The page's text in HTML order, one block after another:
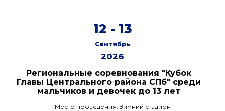
12 - 13
Сентябрь
2026
Региональные соревнования "Кубок
Главы Центрального района СПб" среди
мальчиков и девочек до 13 лет
Место проведения: Зимний стадион